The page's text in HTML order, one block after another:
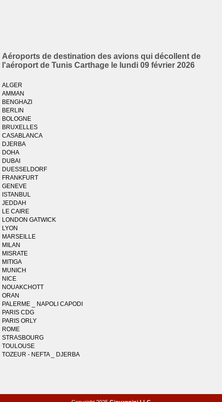
Aéroports de destination des avions qui décollent de
l'aéroport de Tunis Carthage le lundi 09 février 2026
ALGER
AMMAN
BENGHAZI
BERLIN
BOLOGNE
BRUXELLES
CASABLANCA
DJERBA
DOHA
DUBAI
DUESSELDORF
FRANKFURT
GENEVE
ISTANBUL
JEDDAH
LE CAIRE
LONDON GATWICK
LYON
MARSEILLE
MILAN
MISRATE
MITIGA
MUNICH
NICE
NOUAKCHOTT
ORAN
PALERME _ NAPOLI CAPODI
PARIS CDG
PARIS ORLY
ROME
STRASBOURG
TOULOUSE
TOZEUR - NEFTA _ DJERBA